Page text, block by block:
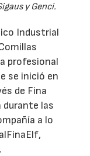
y Genci.
Industrial
profesional
se inició en
de Fina
las
a lo